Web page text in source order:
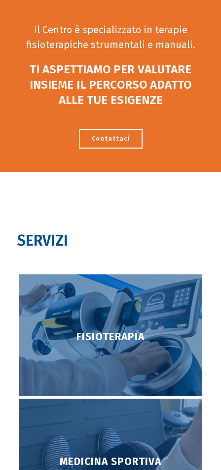
Il Centro è specializzato in terapie
fisioterapiche strumentali e manuali.
TI ASPETTIAMO PER VALUTARE
INSIEME IL PERCORSO ADATTO
ALLE TUE ESIGENZE
Contattaci
SERVIZI
FISIOTERAPIA
MEDICINA SPORTIVA